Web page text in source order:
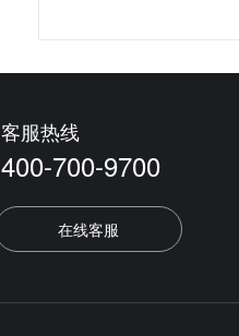
客服热线
400-700-9700
在线客服